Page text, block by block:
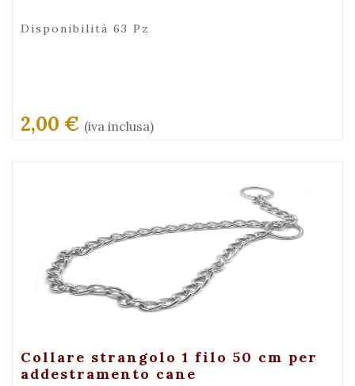
Disponibilità 63 Pz
2,00 € (iva inclusa)
+ Visualizza
Collare strangolo 1 filo 50 cm per
addestramento cane